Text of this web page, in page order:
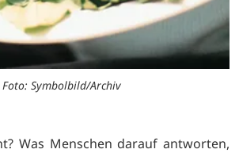
Foto: Symbolbild/Archiv
Was Menschen darauf antworten,